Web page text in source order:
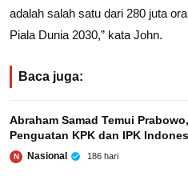
adalah salah satu dari 280 juta
Piala Dunia 2030,” kata John.
Baca juga:
Abraham Samad Temui
Penguatan KPK dan IPK
N Nasional 186 hari